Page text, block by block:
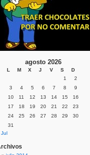
agosto 2026
L M X J V S
D
1
2
3
4 5 6 7 8
9
10
11 12 13 14 15
16
17
18 19 20 21 22
23
24
25 26 27 28 29
30
31
Jul